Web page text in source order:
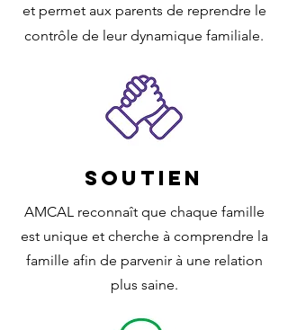
et permet aux parents de reprendre le
contrôle de leur dynamique familiale.
SOUTIEN
AMCAL reconnaît que chaque famille
est unique et cherche à comprendre la
famille afin de parvenir à une relation
plus saine.